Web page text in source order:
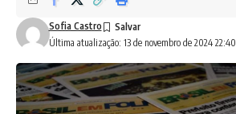
Última atualização: 13 de novembro de 2024 22:40
Sofia Castro